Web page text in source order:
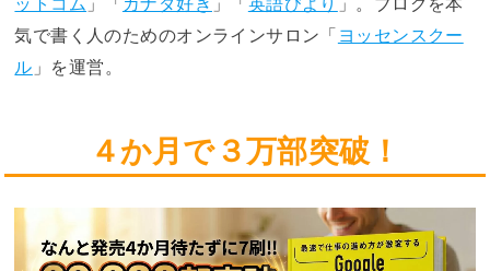
気で書く人のためのオンラインサロン「 ヨッセンスクー
ル 」を運営。
４か月で３万部突破！